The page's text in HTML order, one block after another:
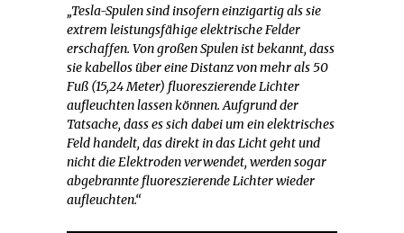
„Tesla-Spulen sind insofern einzigartig als sie
extrem leistungsfähige elektrische Felder
erschaffen. Von großen Spulen ist bekannt, dass
sie kabellos über eine Distanz von mehr als 50
Fuß (15,24 Meter) fluoreszierende Lichter
aufleuchten lassen können. Aufgrund der
Tatsache, dass es sich dabei um ein elektrisches
Feld handelt, das direkt in das Licht geht und
nicht die Elektroden verwendet, werden sogar
abgebrannte fluoreszierende Lichter wieder
aufleuchten.“